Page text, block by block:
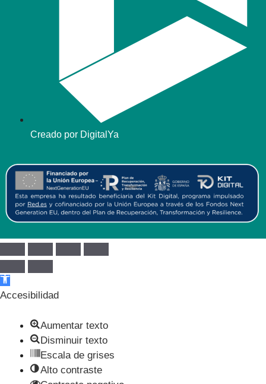
Creado por DigitalYa
Abrir barra de herramientas
Accesibilidad
Aumentar texto
Disminuir texto
Escala de grises
Alto contraste